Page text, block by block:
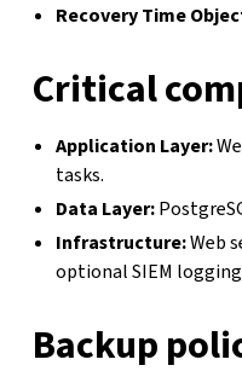
Recovery Time
Critical
Application Layer:
tasks.
Data Layer:
Infrastructure:Web
optional SIEM
Backup